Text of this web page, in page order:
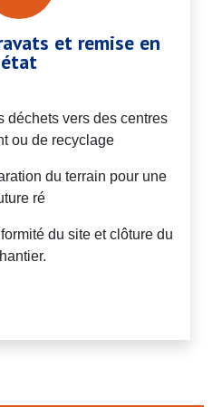
et remise en
état
déchets vers des centres
ou de recyclage
du terrain pour une
ré
du site et clôture du